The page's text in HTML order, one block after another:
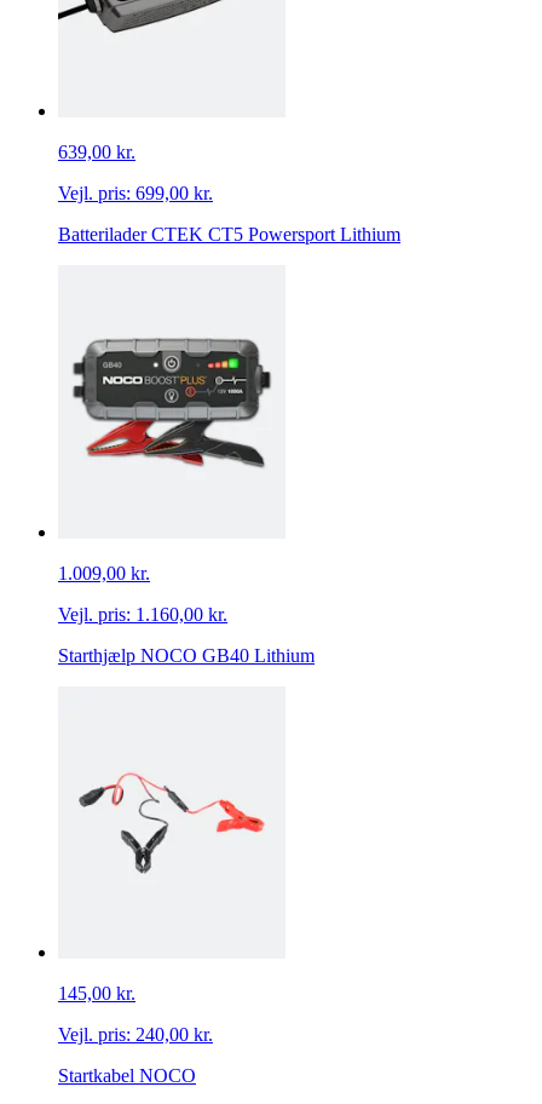
639,00 kr.
Vejl. pris: 699,00 kr.
Batterilader CTEK CT5 Powersport Lithium
1.009,00 kr.
Vejl. pris: 1.160,00 kr.
Starthjælp NOCO GB40 Lithium
145,00 kr.
Vejl. pris: 240,00 kr.
Startkabel NOCO